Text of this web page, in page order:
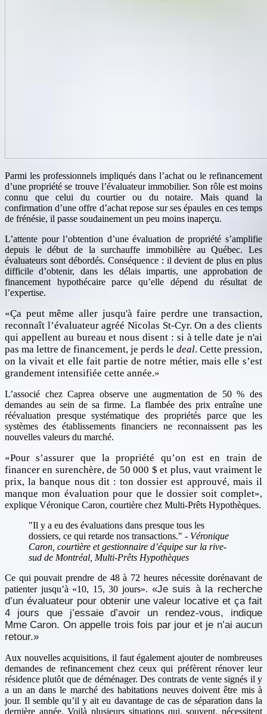
Parmi les professionnels impliqués dans l’achat ou le refinancement
d’une propriété se trouve l’évaluateur immobilier. Son rôle est moins
connu que celui du courtier ou du notaire. Mais quand la
confirmation d’une offre d’achat repose sur ses épaules en ces temps
de frénésie, il passe soudainement un peu moins inaperçu.
L’attente pour l’obtention d’une évaluation de propriété s’amplifie
depuis le début de la surchauffe immobilière au Québec. Les
évaluateurs sont débordés. Conséquence : il devient de plus en plus
difficile d’obtenir, dans les délais impartis, une approbation de
financement hypothécaire parce qu’elle dépend du résultat de
l’expertise.
Ça peut même aller jusqu'à faire perdre une transaction,
reconnaît l’évaluateur agréé Nicolas St-Cyr. On a des clients
qui appellent au bureau et nous disent : si à telle date je n'ai
pas ma lettre de financement, je perds le deal. Cette pression,
on la vivait et elle fait partie de notre métier, mais elle s’est
grandement intensifiée cette année.
L’associé chez Caprea observe une augmentation de 50 % des
demandes au sein de sa firme. La flambée des prix entraîne une
réévaluation presque systématique des propriétés parce que les
systèmes des établissements financiers ne reconnaissent pas les
nouvelles valeurs du marché.
Pour s’assurer que la propriété qu’on est en train de
financer en surenchère, de 50 000 $ et plus, vaut vraiment le
prix, la banque nous dit : ton dossier est approuvé, mais il
manque mon évaluation pour que le dossier soit complet ,
explique Véronique Caron, courtière chez Multi-Prêts Hypothèques.
"Il y a eu des évaluations dans presque tous les
dossiers, ce qui retarde nos transactions." - Véronique
Caron, courtière et gestionnaire d’équipe sur la rive-
sud de Montréal, Multi-Prêts Hypothèques
Ce qui pouvait prendre de 48 à 72 heures nécessite dorénavant de
patienter jusqu’à
10, 15, 30 jours .
Je suis à la recherche
d’un évaluateur pour obtenir une valeur locative et ça fait
4 jours que j’essaie d’avoir un rendez-vous, indique
Mme Caron. On appelle trois fois par jour et je n’ai aucun
retour.
Aux nouvelles acquisitions, il faut également ajouter de nombreuses
demandes de refinancement chez ceux qui préfèrent rénover leur
résidence plutôt que de déménager. Des contrats de vente signés il y
a un an dans le marché des habitations neuves doivent être mis à
jour. Il semble qu’il y ait eu davantage de cas de séparation dans la
dernière année. Voilà plusieurs situations qui, souvent, nécessitent